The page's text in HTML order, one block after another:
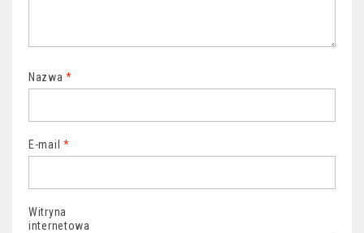
Nazwa*
E-mail *
Witryna
internetowa